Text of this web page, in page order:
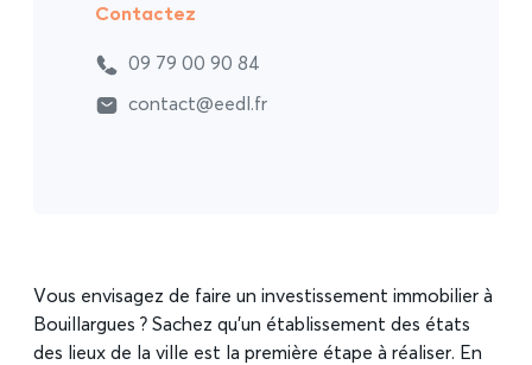
Vous envisagez de faire un investissement immobilier à
Bouillargues ? Sachez qu’un établissement des états
des lieux de la ville est la première étape à réaliser. En
Contactez
09 79 00 90 84
contact@eedl.fr